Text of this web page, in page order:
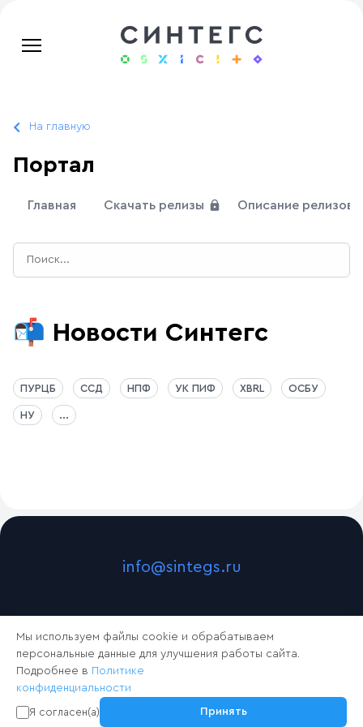
На главную
Портал
Главная Скачать релизы Описание релизов
📬 Новости Синтегс
ПУРЦБ ССД НПФ УК ПИФ XBRL ОСБУ
НУ ...
info@sintegs.ru
Мы используем файлы cookie и обрабатываем
персональные данные для улучшения работы сайта.
Подробнее в Политике
конфиденциальности
Я согласен(а) Принять